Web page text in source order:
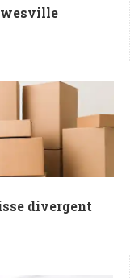
divergent